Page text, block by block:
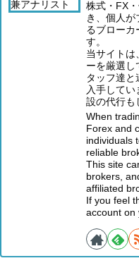
株式・FX
き、個人が
るブローカ
す。
当サイトは
ーを厳選し
タッフ達
入手してい
設の代行も
When
Forex and
individuals
reliable
This site
brokers,
affiliated
If you feel
account on